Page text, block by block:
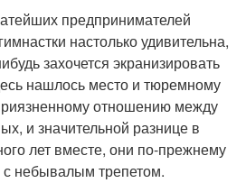
предпринимателей
настолько удивительна,
захочется экранизировать
нашлось место и тюремному
отношению между
и значительной разнице в
лет вместе, они по-прежнему
с небывалым трепетом.